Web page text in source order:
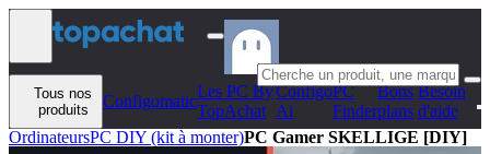
Aller au contenu
Tous nos
produits
Configomatic
Les PC By
TopAchat
Configo
Ai
PC
Finder
Bons
plans
Besoin
d'aide
OrdinateursPC DIY (kit à monter)PC Gamer SKELLIGE [DIY]